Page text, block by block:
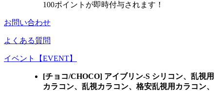
100ポイント が即時付与されます！
お問い合わせ
よくある質問
イベント【EVENT】
[チョコ/CHOCO] アイブリン-S シリコン、乱視用
カラコン、乱視カラコン、格安乱視用カラコン、